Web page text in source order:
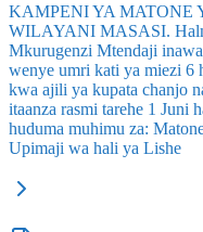
KAMPENI YA MATONE
WILAYANI MASASI.
Mkurugenzi Mtendaji
wenye umri kati ya miezi 6
kwa ajili ya kupata chanjo
itaanza rasmi tarehe 1 Juni
huduma muhimu za:
Upimaji wa hali ya Lishe